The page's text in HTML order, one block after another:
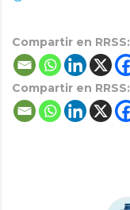
Compartir en RRSS:
Compartir en RRSS: